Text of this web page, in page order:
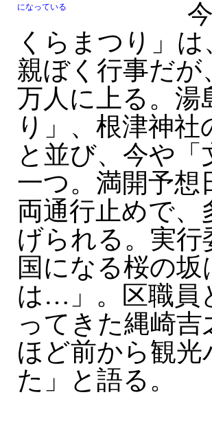
になっている
今
くらまつり」
親ぼく行事だが
万人に上る。湯
り」、根津神
と並び、今や
一つ。満開予想
両通行止めで
げられる。実行
国になる桜の
は…」。区職員
ってきた縄崎吉
ほど前から観
た」と語る。